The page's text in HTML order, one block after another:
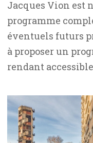
Jacques Vion est
programme
éventuels futurs
à proposer un
rendant